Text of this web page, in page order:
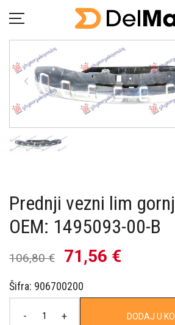
Početna
O Nama
Pitanja
Zamjena proizvoda
Prednji vezni lim
OEM: 1495093-00-B
106,80 € 71,56 €
Šifra: 906700200
- + DODAJ U